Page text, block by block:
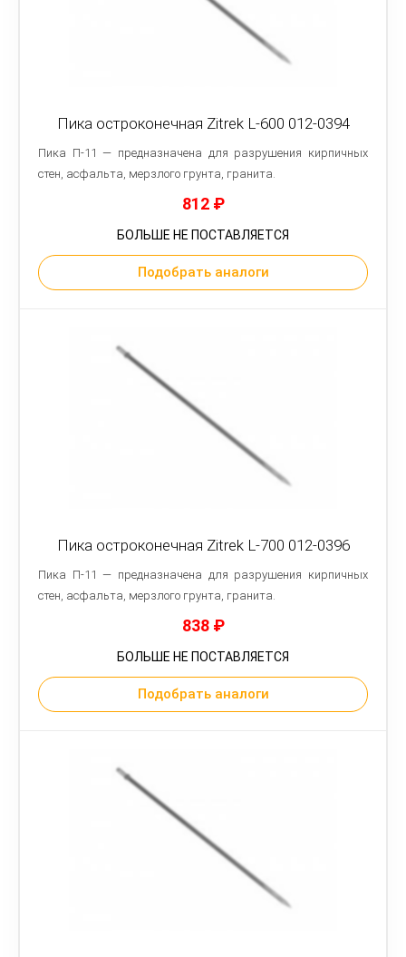
Пика остроконечная Zitrek L-600 012-0394
Пика П-11 — предназначена для разрушения кирпичных
стен, асфальта, мерзлого грунта, гранита.
812 ₽
БОЛЬШЕ НЕ ПОСТАВЛЯЕТСЯ
Подобрать аналоги
Пика остроконечная Zitrek L-700 012-0396
Пика П-11 — предназначена для разрушения кирпичных
стен, асфальта, мерзлого грунта, гранита.
838 ₽
БОЛЬШЕ НЕ ПОСТАВЛЯЕТСЯ
Подобрать аналоги